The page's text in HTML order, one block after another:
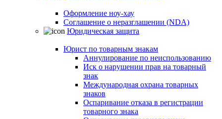
Оформление ноу-хау
Соглашение о неразглашении (NDA)
Юридическая защита
Юрист по товарным знакам
Аннулирование по неиспользованию
Иск о нарушении прав на товарный
знак
Международная охрана товарных
знаков
Оспаривание отказа в регистрации
товарного знака